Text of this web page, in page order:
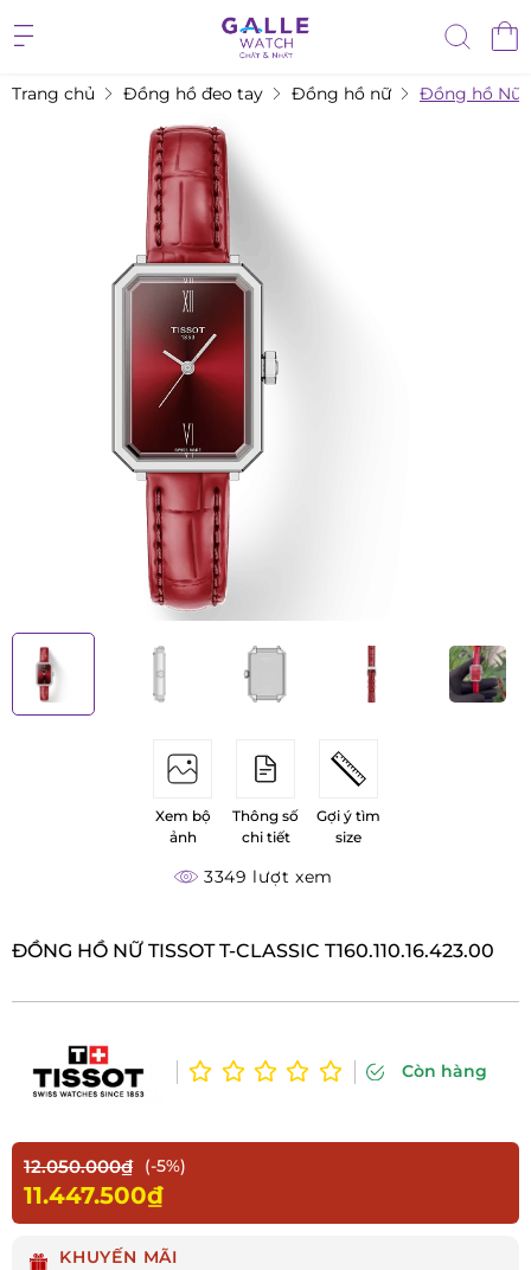
Trang chủ Đồng hồ đeo tay Đồng hồ nữ Đồng hồ Nữ
Xem bộ
ảnh
Thông số
chi tiết
Gợi ý tìm
size
3349 lượt xem
ĐỒNG HỒ NỮ TISSOT T-CLASSIC T160.110.16.423.00
Còn hàng
12.050.000₫ (-5%)
11.447.500₫
KHUYẾN MÃI